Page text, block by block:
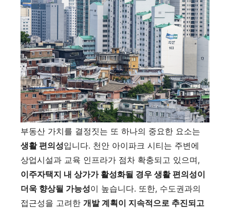
부동산 가치를 결정짓는 또 하나의 중요한 요소는
생활 편의성입니다. 천안 아이파크 시티는 주변에
상업시설과 교육 인프라가 점차 확충되고 있으며,
이주자택지 내 상가가 활성화될 경우 생활 편의성이
더욱 향상될 가능성이 높습니다. 또한, 수도권과의
접근성을 고려한 개발 계획이 지속적으로 추진되고